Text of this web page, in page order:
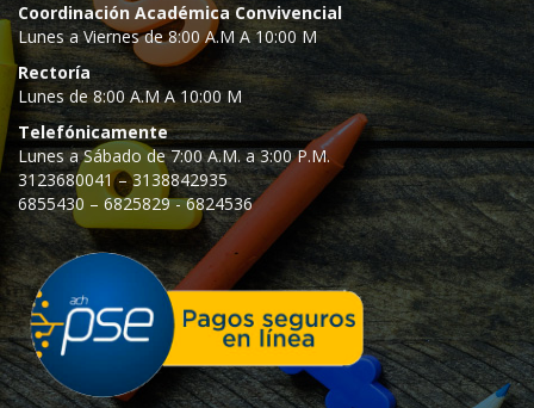
Coordinación Académica Convivencial
Lunes a Viernes de 8:00 A.M A 10:00 M
Rectoría
Lunes de 8:00 A.M A 10:00 M
Telefónicamente
Lunes a Sábado de 7:00 A.M. a 3:00 P.M.
3123680041 – 3138842935
6855430 – 6825829 - 6824536